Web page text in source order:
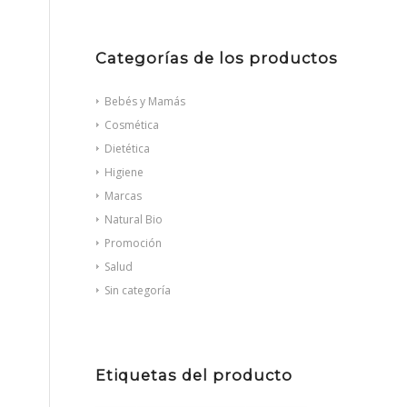
Categorías de los productos
Bebés y Mamás
Cosmética
Dietética
Higiene
Marcas
Natural Bio
Promoción
Salud
Sin categoría
Etiquetas del producto